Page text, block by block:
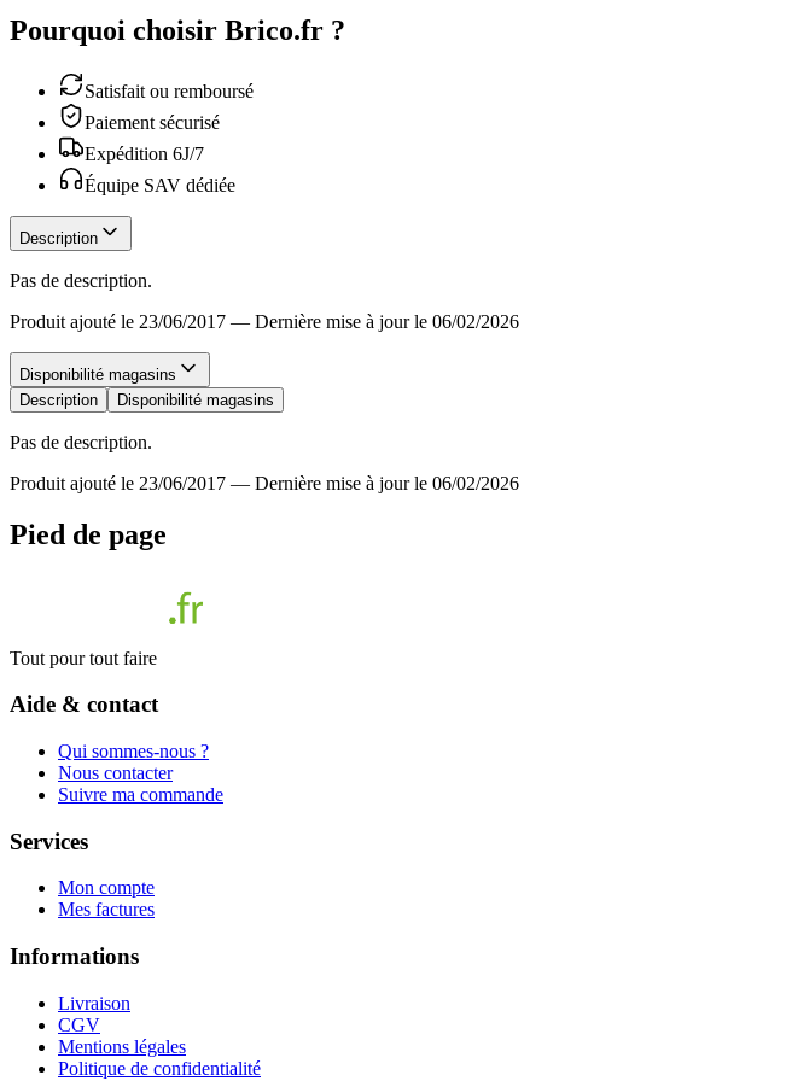
Pourquoi choisir Brico.fr ?
Satisfait ou remboursé
Paiement sécurisé
Expédition 6J/7
Équipe SAV dédiée
Description
Pas de description.
Produit ajouté le 23/06/2017 — Dernière mise à jour le 06/02/2026
Disponibilité magasins
Description
Disponibilité magasins
Pas de description.
Produit ajouté le 23/06/2017 — Dernière mise à jour le 06/02/2026
Pied de page
Tout pour tout faire
Aide & contact
Qui sommes-nous ?
Nous contacter
Suivre ma commande
Services
Mon compte
Mes factures
Informations
Livraison
CGV
Mentions légales
Politique de confidentialité